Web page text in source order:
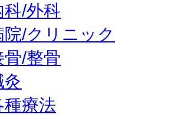
科/外科
院/クリニック
骨/整骨
灸
種療法